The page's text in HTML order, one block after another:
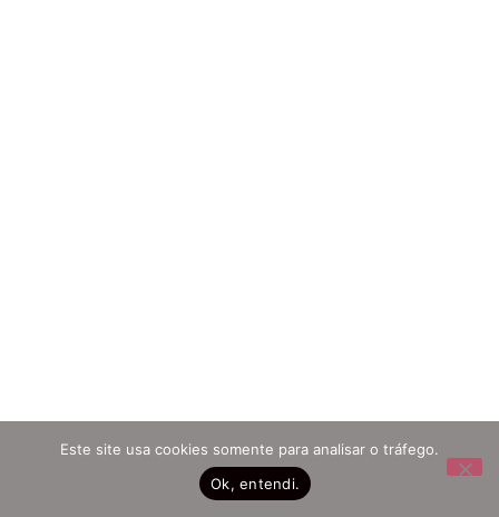
Este site usa cookies somente para analisar o tráfego.
Ok, entendi.